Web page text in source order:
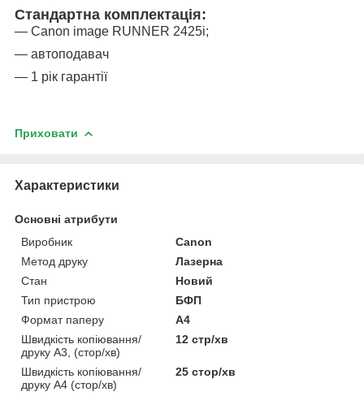
Стандартна комплектація:
― Canon image RUNNER 2425i;
― автоподавач
― 1 рік гарантії
Приховати
Характеристики
Основні атрибути
Виробник
Canon
Метод друку
Лазерна
Стан
Новий
Тип пристрою
БФП
Формат паперу
А4
Швидкість копіювання/
друку A3, (стор/хв)
12 стр/хв
Швидкість копіювання/
друку A4 (стор/хв)
25 стор/хв